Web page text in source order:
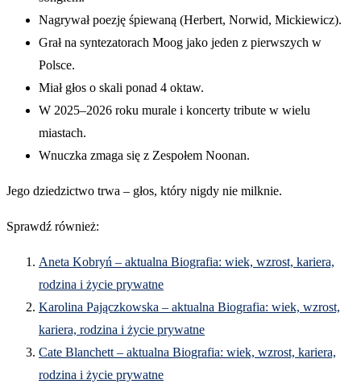
Nagrywał poezję śpiewaną (Herbert, Norwid, Mickiewicz).
Grał na syntezatorach Moog jako jeden z pierwszych w
Polsce.
Miał głos o skali ponad 4 oktaw.
W 2025–2026 roku murale i koncerty tribute w wielu
miastach.
Wnuczka zmaga się z Zespołem Noonan.
Jego dziedzictwo trwa – głos, który nigdy nie milknie.
Sprawdź również:
Aneta Kobryń – aktualna Biografia: wiek, wzrost, kariera,
rodzina i życie prywatne
Karolina Pajączkowska – aktualna Biografia: wiek, wzrost,
kariera, rodzina i życie prywatne
Cate Blanchett – aktualna Biografia: wiek, wzrost, kariera,
rodzina i życie prywatne